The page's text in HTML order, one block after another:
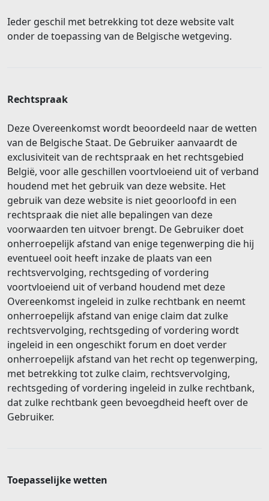
Ieder geschil met betrekking tot deze website valt
onder de toepassing van de Belgische wetgeving.
Rechtspraak
Deze Overeenkomst wordt beoordeeld naar de wetten
van de Belgische Staat. De Gebruiker aanvaardt de
exclusiviteit van de rechtspraak en het rechtsgebied
België, voor alle geschillen voortvloeiend uit of verband
houdend met het gebruik van deze website. Het
gebruik van deze website is niet geoorloofd in een
rechtspraak die niet alle bepalingen van deze
voorwaarden ten uitvoer brengt. De Gebruiker doet
onherroepelijk afstand van enige tegenwerping die hij
eventueel ooit heeft inzake de plaats van een
rechtsvervolging, rechtsgeding of vordering
voortvloeiend uit of verband houdend met deze
Overeenkomst ingeleid in zulke rechtbank en neemt
onherroepelijk afstand van enige claim dat zulke
rechtsvervolging, rechtsgeding of vordering wordt
ingeleid in een ongeschikt forum en doet verder
onherroepelijk afstand van het recht op tegenwerping,
met betrekking tot zulke claim, rechtsvervolging,
rechtsgeding of vordering ingeleid in zulke rechtbank,
dat zulke rechtbank geen bevoegdheid heeft over de
Gebruiker.
Toepasselijke wetten